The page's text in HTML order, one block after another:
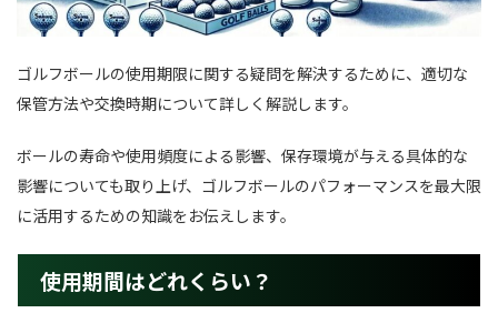
ゴルフボールの使用期限に関する疑問を解決するために、適切な
保管方法や交換時期について詳しく解説します。
ボールの寿命や使用頻度による影響、保存環境が与える具体的な
影響についても取り上げ、ゴルフボールのパフォーマンスを最大限
に活用するための知識をお伝えします。
使用期間はどれくらい？